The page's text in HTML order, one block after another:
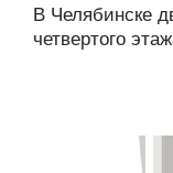
В Челябинске
четвертого